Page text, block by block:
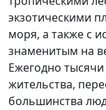
экзотическими
моря, а также с
знаменитым на
Ежегодно
жительства,
большинства